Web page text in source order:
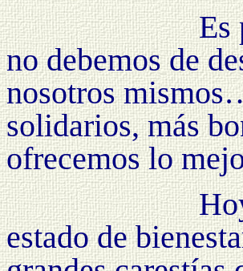
Es
no debemos de
nosotros
solidarios, más
ofrecemos lo
estado de